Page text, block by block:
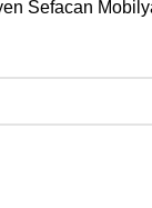
Sefacan